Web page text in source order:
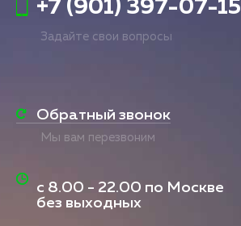
+7 (901) 397-07-15
Задайте свои вопросы
Обратный звонок
Мы вам перезвоним
с 8.00 - 22.00 по Москве
без выходных